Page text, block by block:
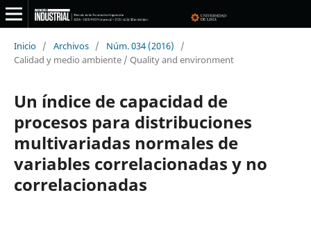
Inicio / Archivos / Núm. 034 (2016)
/
Calidad y medio ambiente / Quality and environment
Un índice de capacidad de
procesos para distribuciones
multivariadas normales de
variables correlacionadas y no
correlacionadas